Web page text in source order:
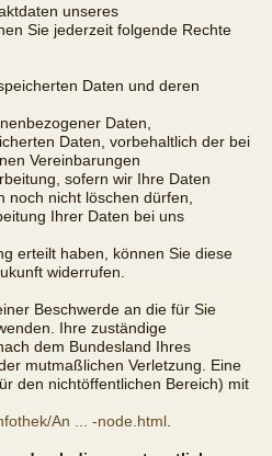
unseres
Sie jederzeit folgende Rechte
Daten und deren
Daten,
Daten, vorbehaltlich der bei
Vereinbarungen
sofern wir Ihre Daten
noch nicht löschen dürfen,
Ihrer Daten bei uns
erteilt haben, können Sie diese
widerrufen.
Beschwerde an die für Sie
Ihre zuständige
dem Bundesland Ihres
mutmaßlichen Verletzung. Eine
den nichtöffentlichen Bereich) mit
An ... -node.html .